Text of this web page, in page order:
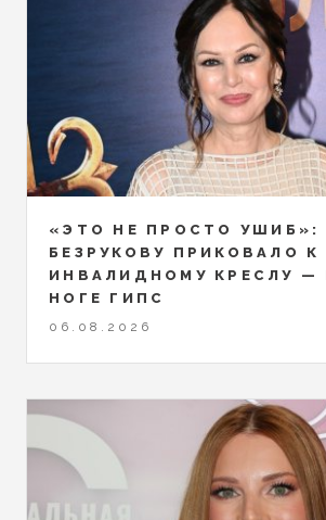
«ЭТО НЕ ПРОСТО УШИБ»:
БЕЗРУКОВУ ПРИКОВАЛО К
ИНВАЛИДНОМУ КРЕСЛУ —
НОГЕ ГИПС
06.08.2026